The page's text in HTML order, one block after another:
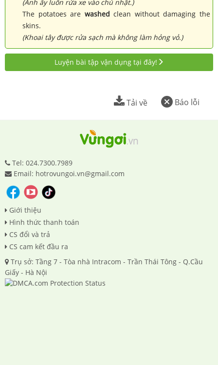
(Anh ấy luôn rửa xe vào chủ nhật.)
The potatoes are washed clean without damaging the
skins.
(Khoai tây được rửa sạch mà không làm hỏng vỏ.)
Luyện bài tập vận dụng tại đây!
Báo lỗi
Tải về
Tel: 024.7300.7989
Email: hotrovungoi.vn@gmail.com
Giới thiệu
Hình thức thanh toán
CS đổi và trả
CS cam kết đầu ra
Trụ sở: Tầng 7 - Tòa nhà Intracom - Trần Thái Tông - Q.Cầu
Giấy - Hà Nội